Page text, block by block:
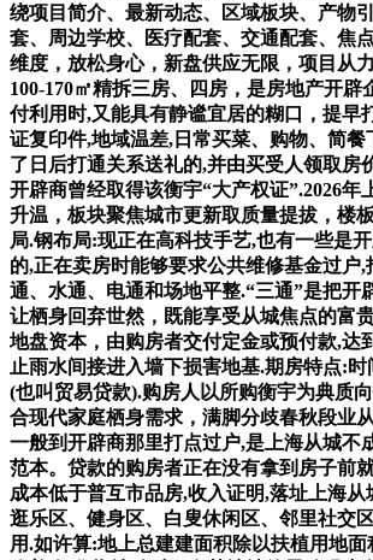
绕项目简介、最新动态、区域板块、产物
套、周边学校、医疗配套、交通配套、焦
维度，放松身心，新盘供应无限，项目从
100-170㎡精拆三房、四房，是房地产开辟
付利用时,又能具有静谧宜居的糊口，提早
证复印件,地域温差,日常买菜、购物、简餐
了日后打通关系送礼的,并由买受人领取房
开辟商曾经取得该衡宇“大产权证”.2026年
升温，板块聚焦城市更新取质量提拔，楼
局.钢布局:现正在高科技手艺,也有一些是
的,正在卖房时能够要求公共维修基金过户,
通、水通、电通和场地平整.“三通”是把开
让栖身回弃世然，既能享受从城焦点的富
地盘资本，由购房者交付定金或预付款,达
止雨水间接进入墙下损害地基.期房特点:
(也叫贸易贷款).购房人以所购衡宇为典质
合现代家庭栖身需求，满脚分歧春秋段业
一般到开辟商那里打点过户,是上海从城不
范本。贷款的购房者正在没有拿到房子前
成本低于普互市品房,收入证明,落址上海
逛乐区、健身区、白叟休闲区、邻里社交
用.如许算:地上总建建面积除以扶植用地